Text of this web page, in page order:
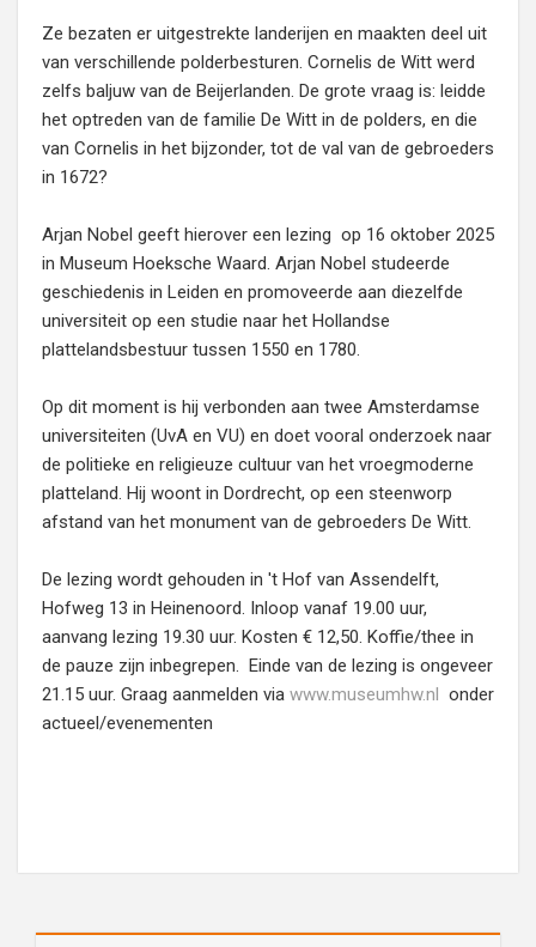
Ze bezaten er uitgestrekte landerijen en maakten deel uit
van verschillende polderbesturen. Cornelis de Witt werd
zelfs baljuw van de Beijerlanden. De grote vraag is: leidde
het optreden van de familie De Witt in de polders, en die
van Cornelis in het bijzonder, tot de val van de gebroeders
in 1672?
Arjan Nobel geeft hierover een lezing op 16 oktober 2025
in Museum Hoeksche Waard. Arjan Nobel studeerde
geschiedenis in Leiden en promoveerde aan diezelfde
universiteit op een studie naar het Hollandse
plattelandsbestuur tussen 1550 en 1780.
Op dit moment is hij verbonden aan twee Amsterdamse
universiteiten (UvA en VU) en doet vooral onderzoek naar
de politieke en religieuze cultuur van het vroegmoderne
platteland. Hij woont in Dordrecht, op een steenworp
afstand van het monument van de gebroeders De Witt.
De lezing wordt gehouden in 't Hof van Assendelft,
Hofweg 13 in Heinenoord. Inloop vanaf 19.00 uur,
aanvang lezing 19.30 uur. Kosten € 12,50. Koffie/thee in
de pauze zijn inbegrepen. Einde van de lezing is ongeveer
21.15 uur. Graag aanmelden via www.museumhw.nl onder
actueel/evenementen